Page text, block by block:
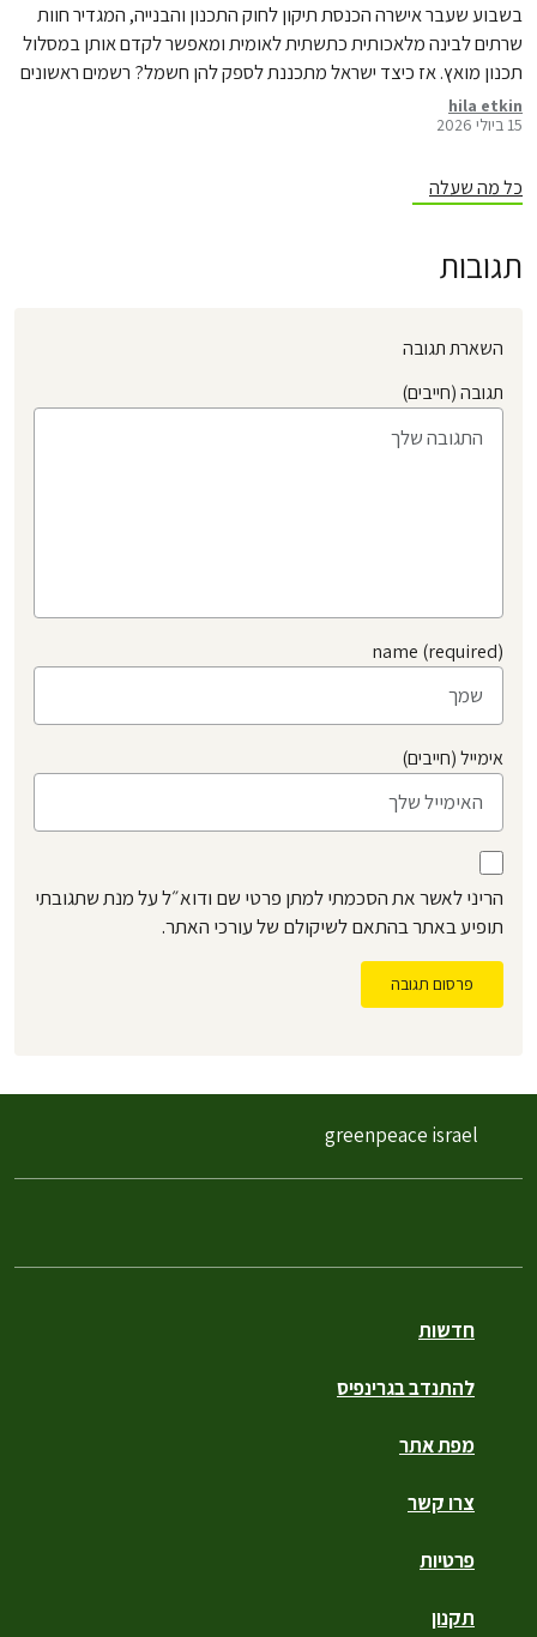
בשבוע שעבר אישרה הכנסת תיקון לחוק התכנון והבנייה, המגדיר חוות
שרתים לבינה מלאכותית כתשתית לאומית ומאפשר לקדם אותן במסלול
תכנון מואץ. אז כיצד ישראל מתכננת לספק להן חשמל? רשמים ראשונים
מדיון מקצועי בנושא
hila etkin
15 ביולי 2026
כל מה שעלה
תגובות
השארת תגובה
תגובה (חייבים)
name (required)
אימייל (חייבים)
הריני לאשר את הסכמתי למתן פרטי שם ודוא״ל על מנת שתגובתי
תופיע באתר בהתאם לשיקולם של עורכי האתר.
פרסום תגובה
חדשות
להתנדב בגרינפיס
מפת אתר
צרו קשר
פרטיות
תקנון